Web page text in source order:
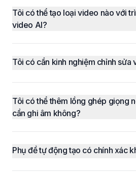
Tôi có thể tạo loại video nào với
video AI?
Tôi có cần kinh nghiệm chỉnh sửa
Tôi có thể thêm lồng ghép giọng
cần ghi âm không?
Phụ đề tự động tạo có chính xác